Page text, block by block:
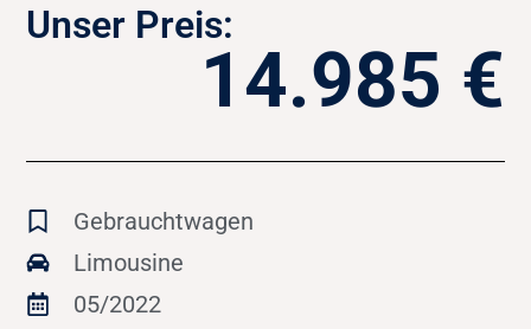
Unser Preis:
14.985 €
Gebrauchtwagen
Limousine
05/2022